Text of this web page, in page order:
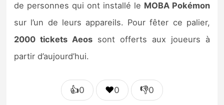
de personnes qui ont installé le MOBA Pokémon
sur l’un de leurs appareils. Pour fêter ce palier,
2000 tickets Aeos sont offerts aux joueurs à
partir d’aujourd’hui.
👍0 ❤️0 👎0